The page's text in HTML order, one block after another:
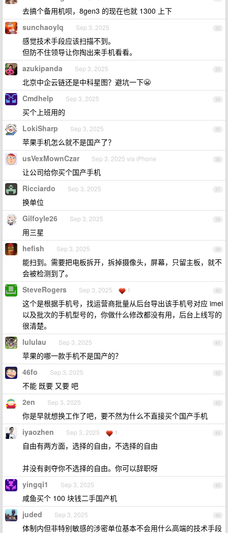
去搞个备用机呗，8gen3 的现在也就 1300 上下
32
sunchaoylq Sep 3, 2025
感觉技术手段应该扫描不到。
但防不住领导让你掏出来手机看看。
33
azukipanda Sep 3, 2025
北京中企云链还是中科星图？避坑一下😬
34
Cmdhelp Sep 3, 2025
买个上班用的
35
LokiSharp Sep 3, 2025
苹果手机怎么就不是国产了？
36
usVexMownCzar Sep 3, 2025 via iPhone
让公司给你买个国产手机
37
Ricciardo Sep 3, 2025
换单位
38
Gilfoyle26 Sep 3, 2025
用三星
39
hefish Sep 3, 2025
能扫到。需要把电板拆开，拆掉摄像头，屏幕，只留主板，就不
会被检测到了。
40
SteveRogers Sep 3, 2025 1
这个是根据手机号，找运营商批量从后台导出该手机号对应 imei
以及批次的手机型号的，你做什么修改都没有用，后台上线写的
很清楚。
41
lululau Sep 3, 2025
苹果的哪一款手机不是国产的？
42
46fo Sep 3, 2025
不能 既要 又要 吧
43
2en Sep 3, 2025
你是早就想换工作了吧，要不然为什么不直接买个国产手机
44
iyaozhen Sep 3, 2025 1
自由有两方面，选择的自由，不选择的自由
并没有剥夺你不选择的自由。你可以辞职呀
45
yingqi1 Sep 3, 2025
咸鱼买个 100 块钱二手国产机
46
juded Sep 3, 2025
体制内但非特别敏感的涉密单位基本不会用什么高端的技术手段